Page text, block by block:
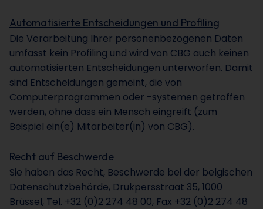
Automatisierte Entscheidungen und Profiling
Die Verarbeitung Ihrer personenbezogenen Daten
umfasst kein Profiling und wird von CBG auch keinen
automatisierten Entscheidungen unterworfen. Damit
sind Entscheidungen gemeint, die von
Computerprogrammen oder -systemen getroffen
werden, ohne dass ein Mensch eingreift (zum
Beispiel ein(e) Mitarbeiter(in) von CBG).
Recht auf Beschwerde
Sie haben das Recht, Beschwerde bei der belgischen
Datenschutzbehörde, Drukpersstraat 35, 1000
Brüssel, Tel. +32 (0)2 274 48 00, Fax +32 (0)2 274 48